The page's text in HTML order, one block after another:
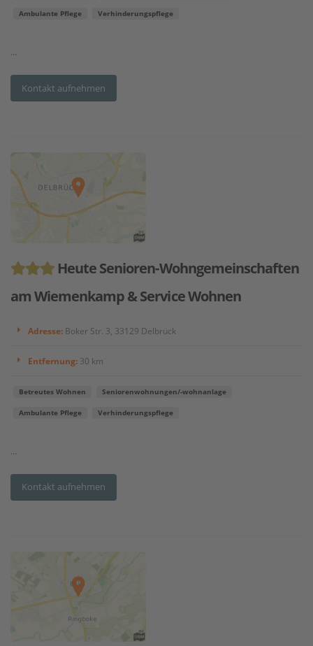
Ambulante Pflege Verhinderungspflege
...
Kontakt aufnehmen
Heute Senioren-Wohngemeinschaften
am Wiemenkamp & Service Wohnen
Adresse: Boker Str. 3, 33129 Delbrück
Entfernung: 30 km
Betreutes Wohnen Seniorenwohnungen/-wohnanlage
Ambulante Pflege Verhinderungspflege
...
Kontakt aufnehmen